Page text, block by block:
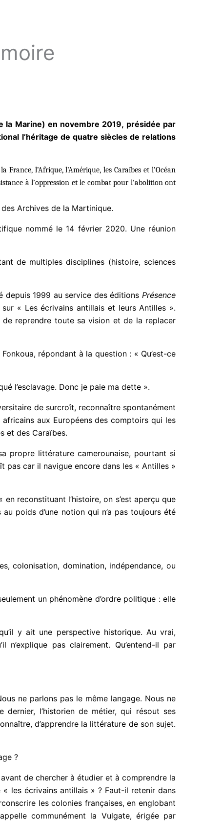
la Marine) en novembre 2019, présidée par
l’héritage de quatre siècles de relations
l’Afrique, l’Amérique, les Caraïbes et l’Océan
à l’oppression et le combat pour l’abolition ont
Archives de la Martinique.
nommé le 14 février 2020. Une réunion
de multiples disciplines (histoire, sciences
depuis 1999 au service des éditions Présence
« Les écrivains antillais et leurs Antilles ».
reprendre toute sa vision et de la replacer
Fonkoua, répondant à la question : « Qu’est-ce
l’esclavage. Donc je paie ma dette ».
de surcroît, reconnaître spontanément
aux Européens des comptoirs qui les
et des Caraïbes.
propre littérature camerounaise, pourtant si
pas car il navigue encore dans les « Antilles »
reconstituant l’histoire, on s’est aperçu que
poids d’une notion qui n’a pas toujours été
colonisation, domination, indépendance, ou
un phénomène d’ordre politique : elle
y ait une perspective historique. Au vrai,
pas clairement. Qu’entend-il par
ne parlons pas le même langage. Nous ne
dernier, l’historien de métier, qui résout ses
d’apprendre la littérature de son sujet.
?
de chercher à étudier et à comprendre la
les écrivains antillais » ? Faut-il retenir dans
les colonies françaises, en englobant
communément la Vulgate, érigée par